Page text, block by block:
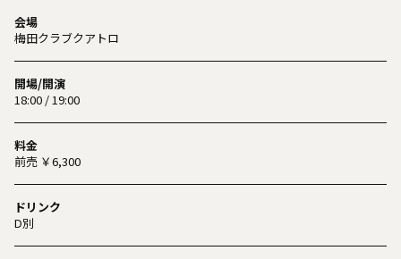
会場
梅田クラブクアトロ
開場/開演
18:00 / 19:00
料金
前売 ￥6,300
ドリンク
D別